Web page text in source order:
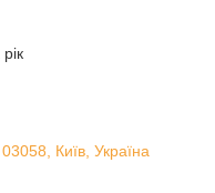
Київ, Україна